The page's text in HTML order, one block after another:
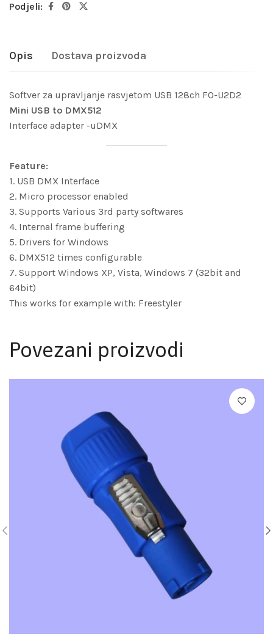
Podjeli:
Opis Dostava proizvoda
Softver za upravljanje rasvjetom USB 128ch FO-U2D2
Mini USB to DMX512
Interface adapter -uDMX
Feature:
1. USB DMX Interface
2. Micro processor enabled
3. Supports Various 3rd party softwares
4. Internal frame buffering
5. Drivers for Windows
6. DMX512 times configurable
7. Support Windows XP, Vista, Windows 7 (32bit and
64bit)
This works for example with: Freestyler
Povezani proizvodi